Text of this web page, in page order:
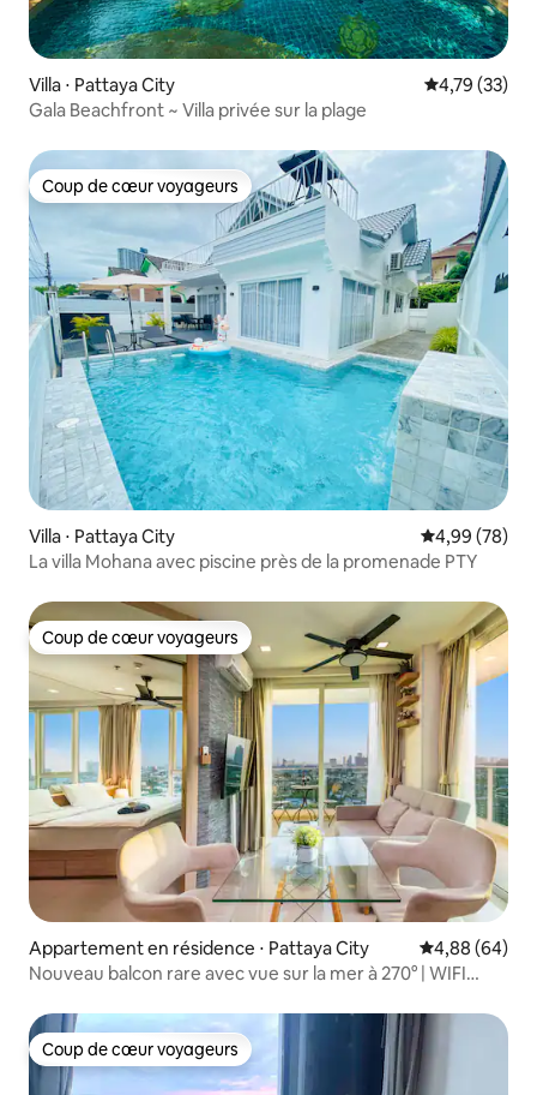
Villa ⋅ Pattaya City Évaluation
4,79 (33)
Gala Beachfront ~ Villa privée sur la plage
Coup de cœur voyageurs
Coup de cœur voyageurs
Villa ⋅ Pattaya City Évaluation
4,99 (78)
La villa Mohana avec piscine près de la promenade PTY
Coup de cœur voyageurs
Coup de cœur voyageurs
Appartement en résidence ⋅ Pattaya City Évaluation
4,88 (64)
Nouveau balcon rare avec vue sur la mer à 270° | WIFI
Coup de cœur voyageurs
Coup de cœur voyageurs